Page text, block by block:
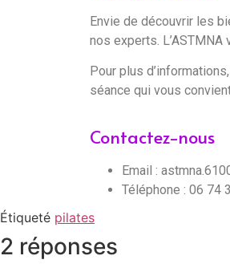
Envie de découvrir les
nos experts.
Pour plus
séance qui vous
Contactez-nous
Email :
Téléphone : 06 74
Étiqueté pilates
2 réponses